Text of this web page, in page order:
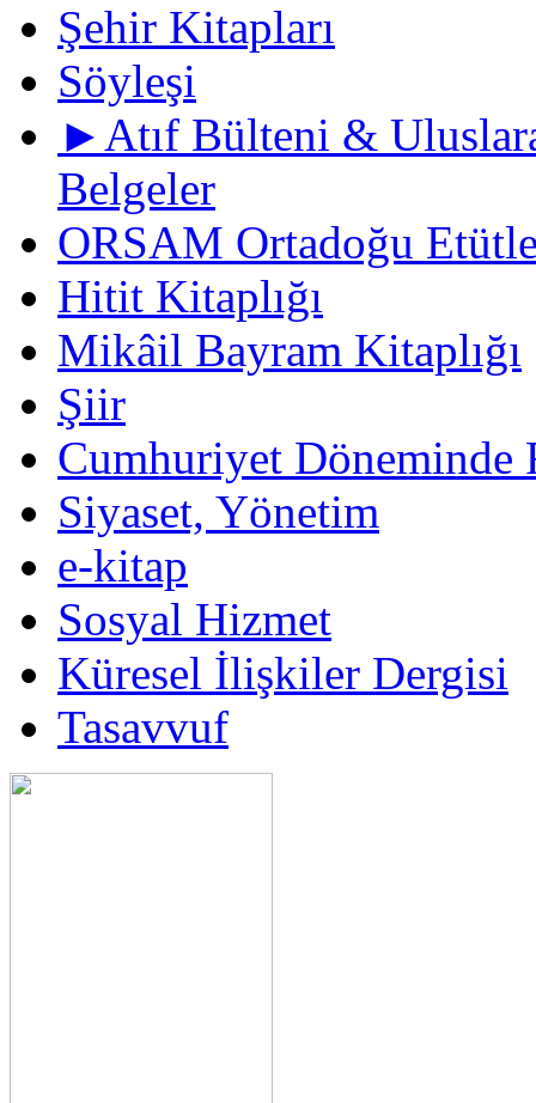
Şehir Kitapları
Söyleşi
►Atıf Bülteni &
Belgeler
ORSAM Ortadoğu
Hitit Kitaplığı
Mikâil Bayram Kitaplığı
Şiir
Cumhuriyet Döneminde
Siyaset, Yönetim
e-kitap
Sosyal Hizmet
Küresel İlişkiler Dergisi
Tasavvuf